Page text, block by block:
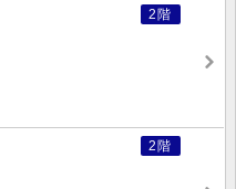
2階
2階